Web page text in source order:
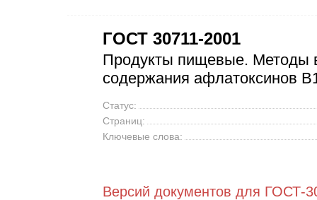
ГОСТ 30711-2001
Продукты пищевые. Методы
содержания афлатоксинов
Статус:
Страниц:
Ключевые слова:
Версий документов для ГОСТ-